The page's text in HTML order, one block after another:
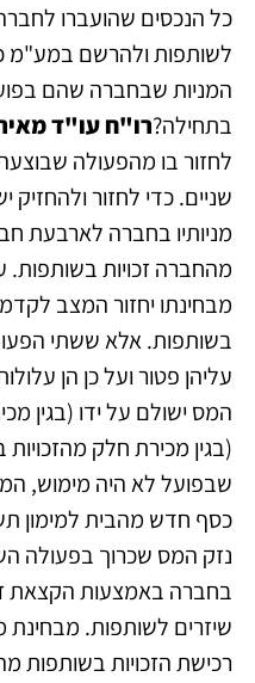
כל הנכסים שהועברו
לשותפות ולהרשם במע"מ
המניות שבחברה שהם
בתחילה?רו"ח עו"ד
לחזור בו מהפעולה
שניים. כדי לחזור ולהחזיק
מניותיו בחברה לארבעת
מהחברה זכויות
מבחינתו יחזור המצב
בשותפות. אלא ששתי
עליהן פטור ועל כן הן
המס ישולם על ידו (בגין
(בגין מכירת חלק
שבפועל לא היה מימוש,
כסף חדש מהבית למימון
נזק המס שכרוך בפעולה
בחברה באמצעות הקצאת
שיזרים לשותפות. מבחינת
רכישת הזכויות בשותפות